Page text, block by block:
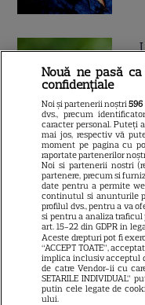
Nouă ne pasă
confidențiale
Noi și partenerii noștri596
dvs., precum
caracter personal. Puteți
mai jos, respectiv vă
moment pe pagina cu
raportate partenerilor
Noi si partenerii nostri
partenere, precum si
date pentru a permite
continutul si anunturile
profilul dvs., pentru a va
si pentru a analiza traficul
art. 15-22 din GDPR in
Aceste drepturi pot fi
“ACCEPT TOATE”,
implica inclusiv acceptul
de catre Vendor-ii cu
SETARILE
putin cele legate de
ului.